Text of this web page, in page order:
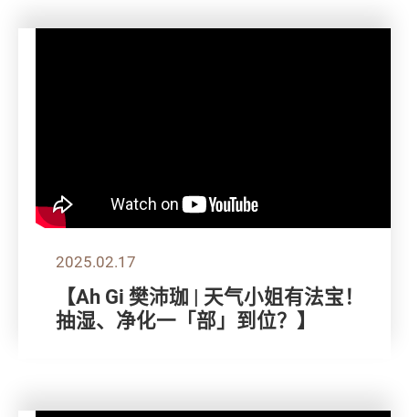
2025.02.17
【Ah Gi 樊沛珈 | 天气小姐有法宝！
抽湿、净化一「部」到位？】